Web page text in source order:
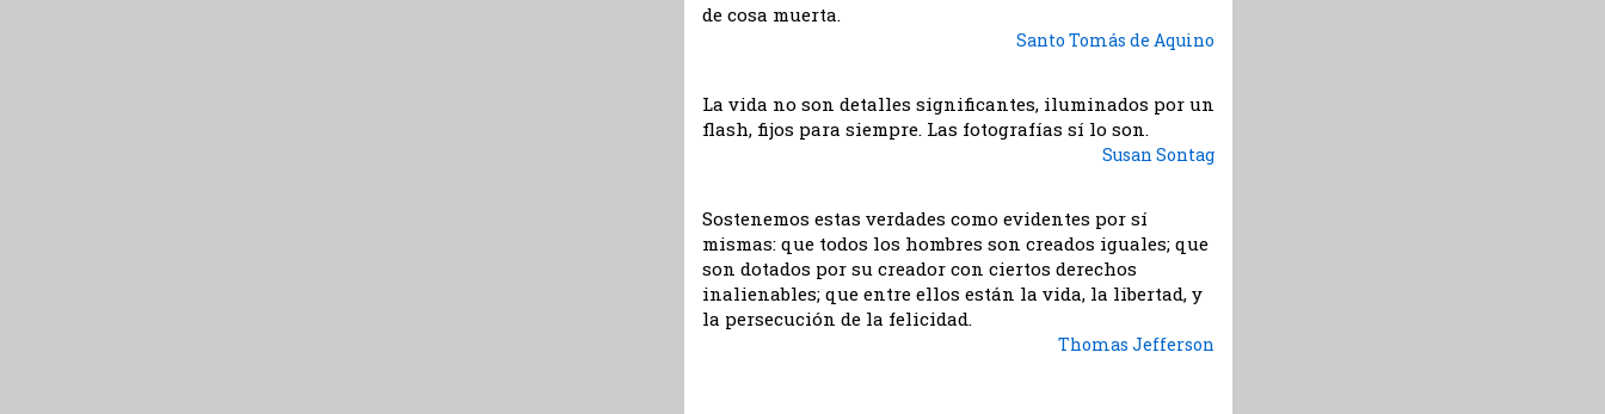
de cosa muerta.
Santo Tomás de Aquino
La vida no son detalles significantes, iluminados por un
flash, fijos para siempre. Las fotografías sí lo son.
Susan Sontag
Sostenemos estas verdades como evidentes por sí
mismas: que todos los hombres son creados iguales; que
son dotados por su creador con ciertos derechos
inalienables; que entre ellos están la vida, la libertad, y
la persecución de la felicidad.
Thomas Jefferson